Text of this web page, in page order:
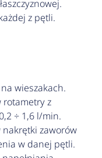
z pętli.
wieszakach.
rotametry z
÷ 1,6 l/min.
zaworów
w danej pętli.